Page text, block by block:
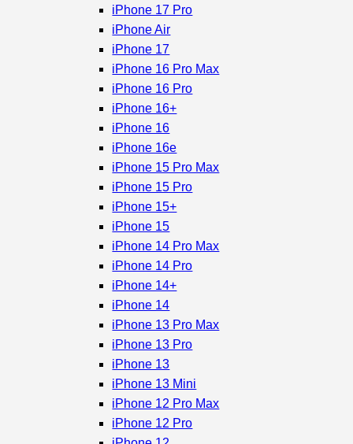
iPhone 17 Pro
iPhone Air
iPhone 17
iPhone 16 Pro Max
iPhone 16 Pro
iPhone 16+
iPhone 16
iPhone 16e
iPhone 15 Pro Max
iPhone 15 Pro
iPhone 15+
iPhone 15
iPhone 14 Pro Max
iPhone 14 Pro
iPhone 14+
iPhone 14
iPhone 13 Pro Max
iPhone 13 Pro
iPhone 13
iPhone 13 Mini
iPhone 12 Pro Max
iPhone 12 Pro